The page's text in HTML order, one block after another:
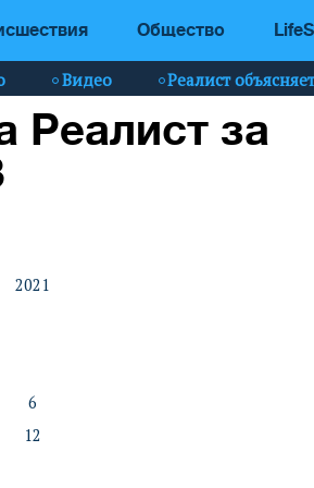
Общество
Видео Реалист
Реалист за
2021
6
12